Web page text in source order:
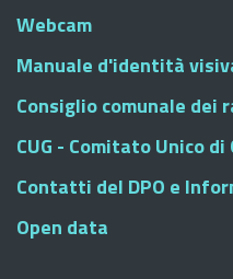
Webcam
Manuale d'identità
Consiglio comunale dei
CUG - Comitato Unico di
Contatti del DPO e
Open data